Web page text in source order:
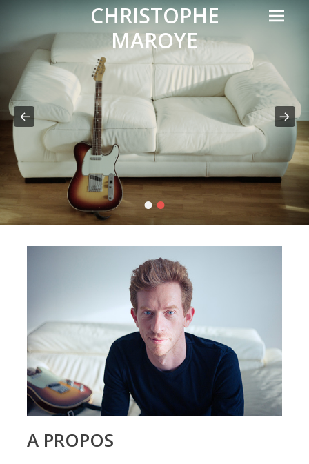
CHRISTOPHE
MAROYE
Menu
••
A PROPOS